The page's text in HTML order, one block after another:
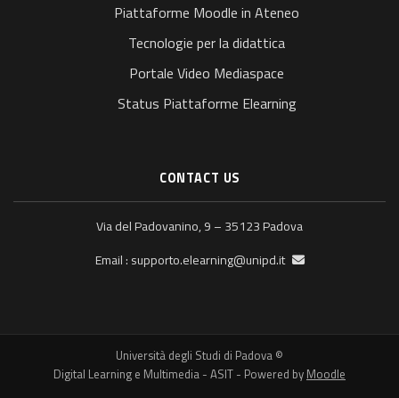
Piattaforme Moodle in Ateneo
Tecnologie per la didattica
Portale Video Mediaspace
Status Piattaforme Elearning
CONTACT US
Via del Padovanino, 9 – 35123 Padova
Email :
supporto.elearning@unipd.it
© Università degli Studi di Padova
Digital Learning e Multimedia - ASIT - Powered by Moodle